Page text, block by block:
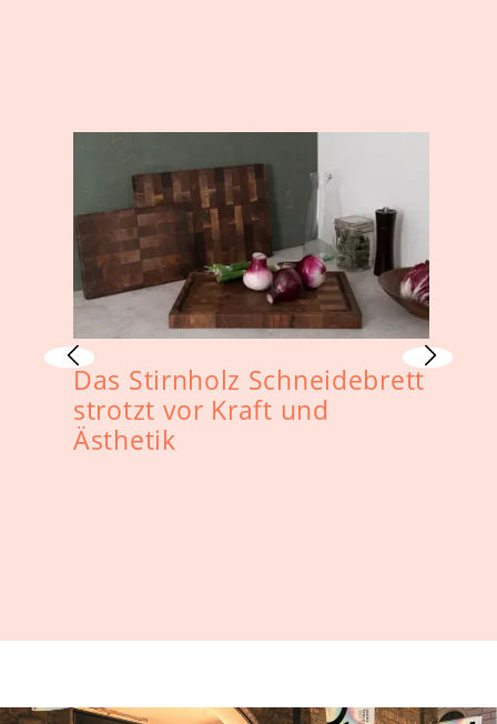
Das Stirnholz Schneidebrett
strotzt vor Kraft und
Ästhetik